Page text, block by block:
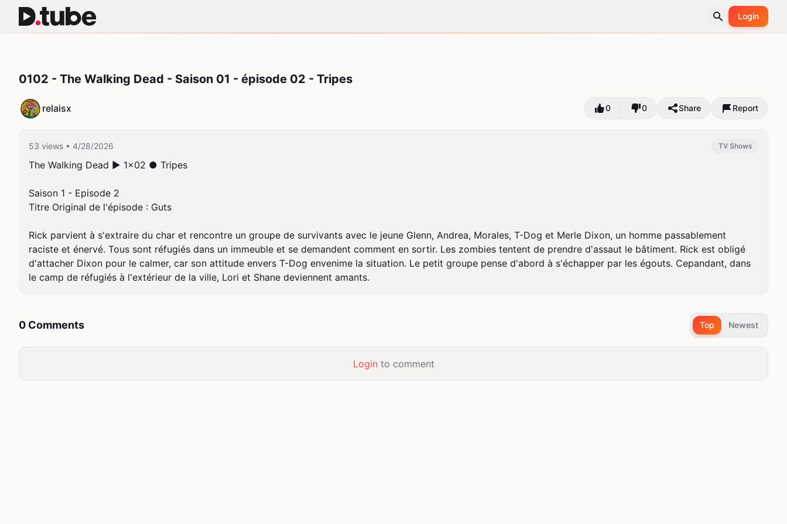
Login
0102 - The Walking Dead - Saison 01 - épisode 02 - Tripes
relaisx 0 0 Share Report
53 views • 4/28/2026 TV Shows
The Walking Dead ► 1x02 ● Tripes
Saison 1 - Episode 2
Titre Original de l'épisode : Guts
Rick parvient à s'extraire du char et rencontre un groupe de survivants avec le jeune Glenn, Andrea, Morales, T-Dog et Merle Dixon, un homme passablement
raciste et énervé. Tous sont réfugiés dans un immeuble et se demandent comment en sortir. Les zombies tentent de prendre d'assaut le bâtiment. Rick est obligé
d'attacher Dixon pour le calmer, car son attitude envers T-Dog envenime la situation. Le petit groupe pense d'abord à s'échapper par les égouts. Cepandant, dans
le camp de réfugiés à l'extérieur de la ville, Lori et Shane deviennent amants.
0 Comments Top Newest
Loginto comment